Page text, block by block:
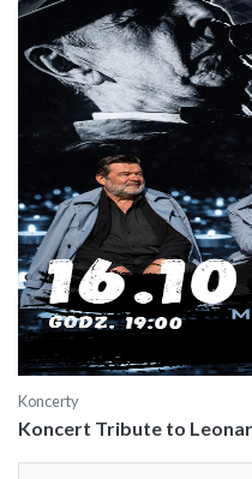
Koncerty
Koncert Tribute to